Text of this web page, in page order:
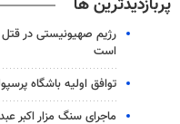
رژیم صهیونیستی در
است
توافق اولیه باشگاه
ماجرای سنگ مزار اکبر